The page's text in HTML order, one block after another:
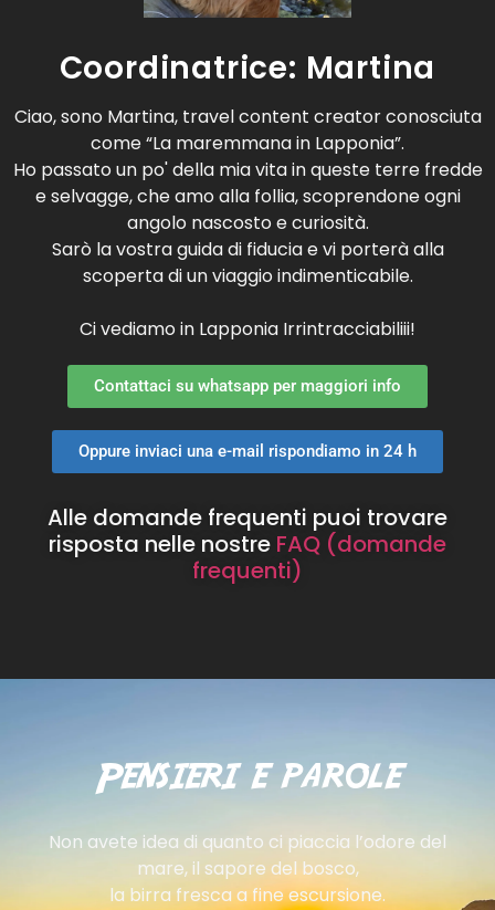
Contattaci su whatsapp per maggiori info
Oppure inviaci una e-mail rispondiamo in 24 h
Alle domande frequenti puoi trovare
risposta nelle nostre FAQ (domande
frequenti)
Coordinatrice: Martina
Ciao, sono Martina, travel content creator conosciuta
come “La maremmana in Lapponia”.
Ho passato un po' della mia vita in queste terre fredde
e selvagge, che amo alla follia, scoprendone ogni
angolo nascosto e curiosità.
Sarò la vostra guida di fiducia e vi porterà alla
scoperta di un viaggio indimenticabile.
Ci vediamo in Lapponia Irrintracciabiliii!
Pensieri e parole
Non avete idea di quanto ci piaccia l’odore del
mare, il sapore del bosco,
la birra fresca a fine escursione.